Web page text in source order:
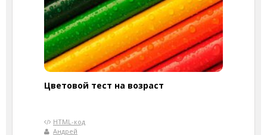
Цветовой тест на возраст
HTML-код
Андрей